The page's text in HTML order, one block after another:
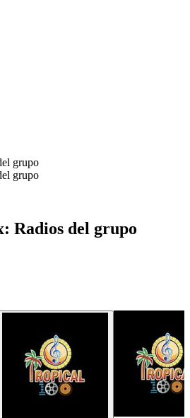
grupo
grupo
Radios del grupo